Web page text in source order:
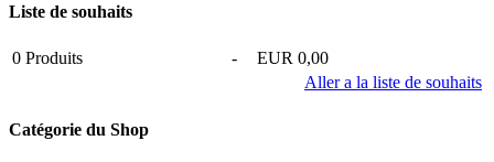
Liste de souhaits
0 Produits -
EUR 0,00
Aller a la liste de souhaits
Catégorie du Shop